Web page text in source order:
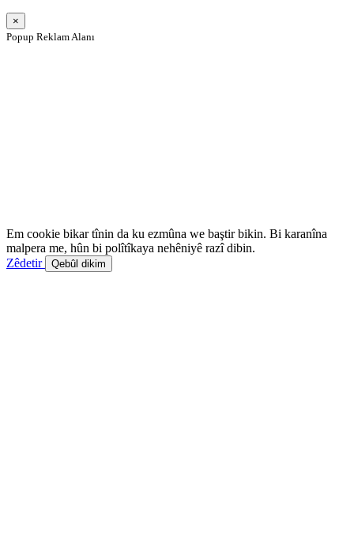
×
Popup Reklam Alanı
Em cookie bikar tînin da ku ezmûna we baştir bikin. Bi karanîna
malpera me, hûn bi polîtîkaya nehêniyê razî dibin.
Zêdetir
Qebûl dikim